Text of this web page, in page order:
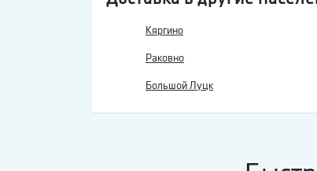
Кяргино
Раковно
Большой Луцк